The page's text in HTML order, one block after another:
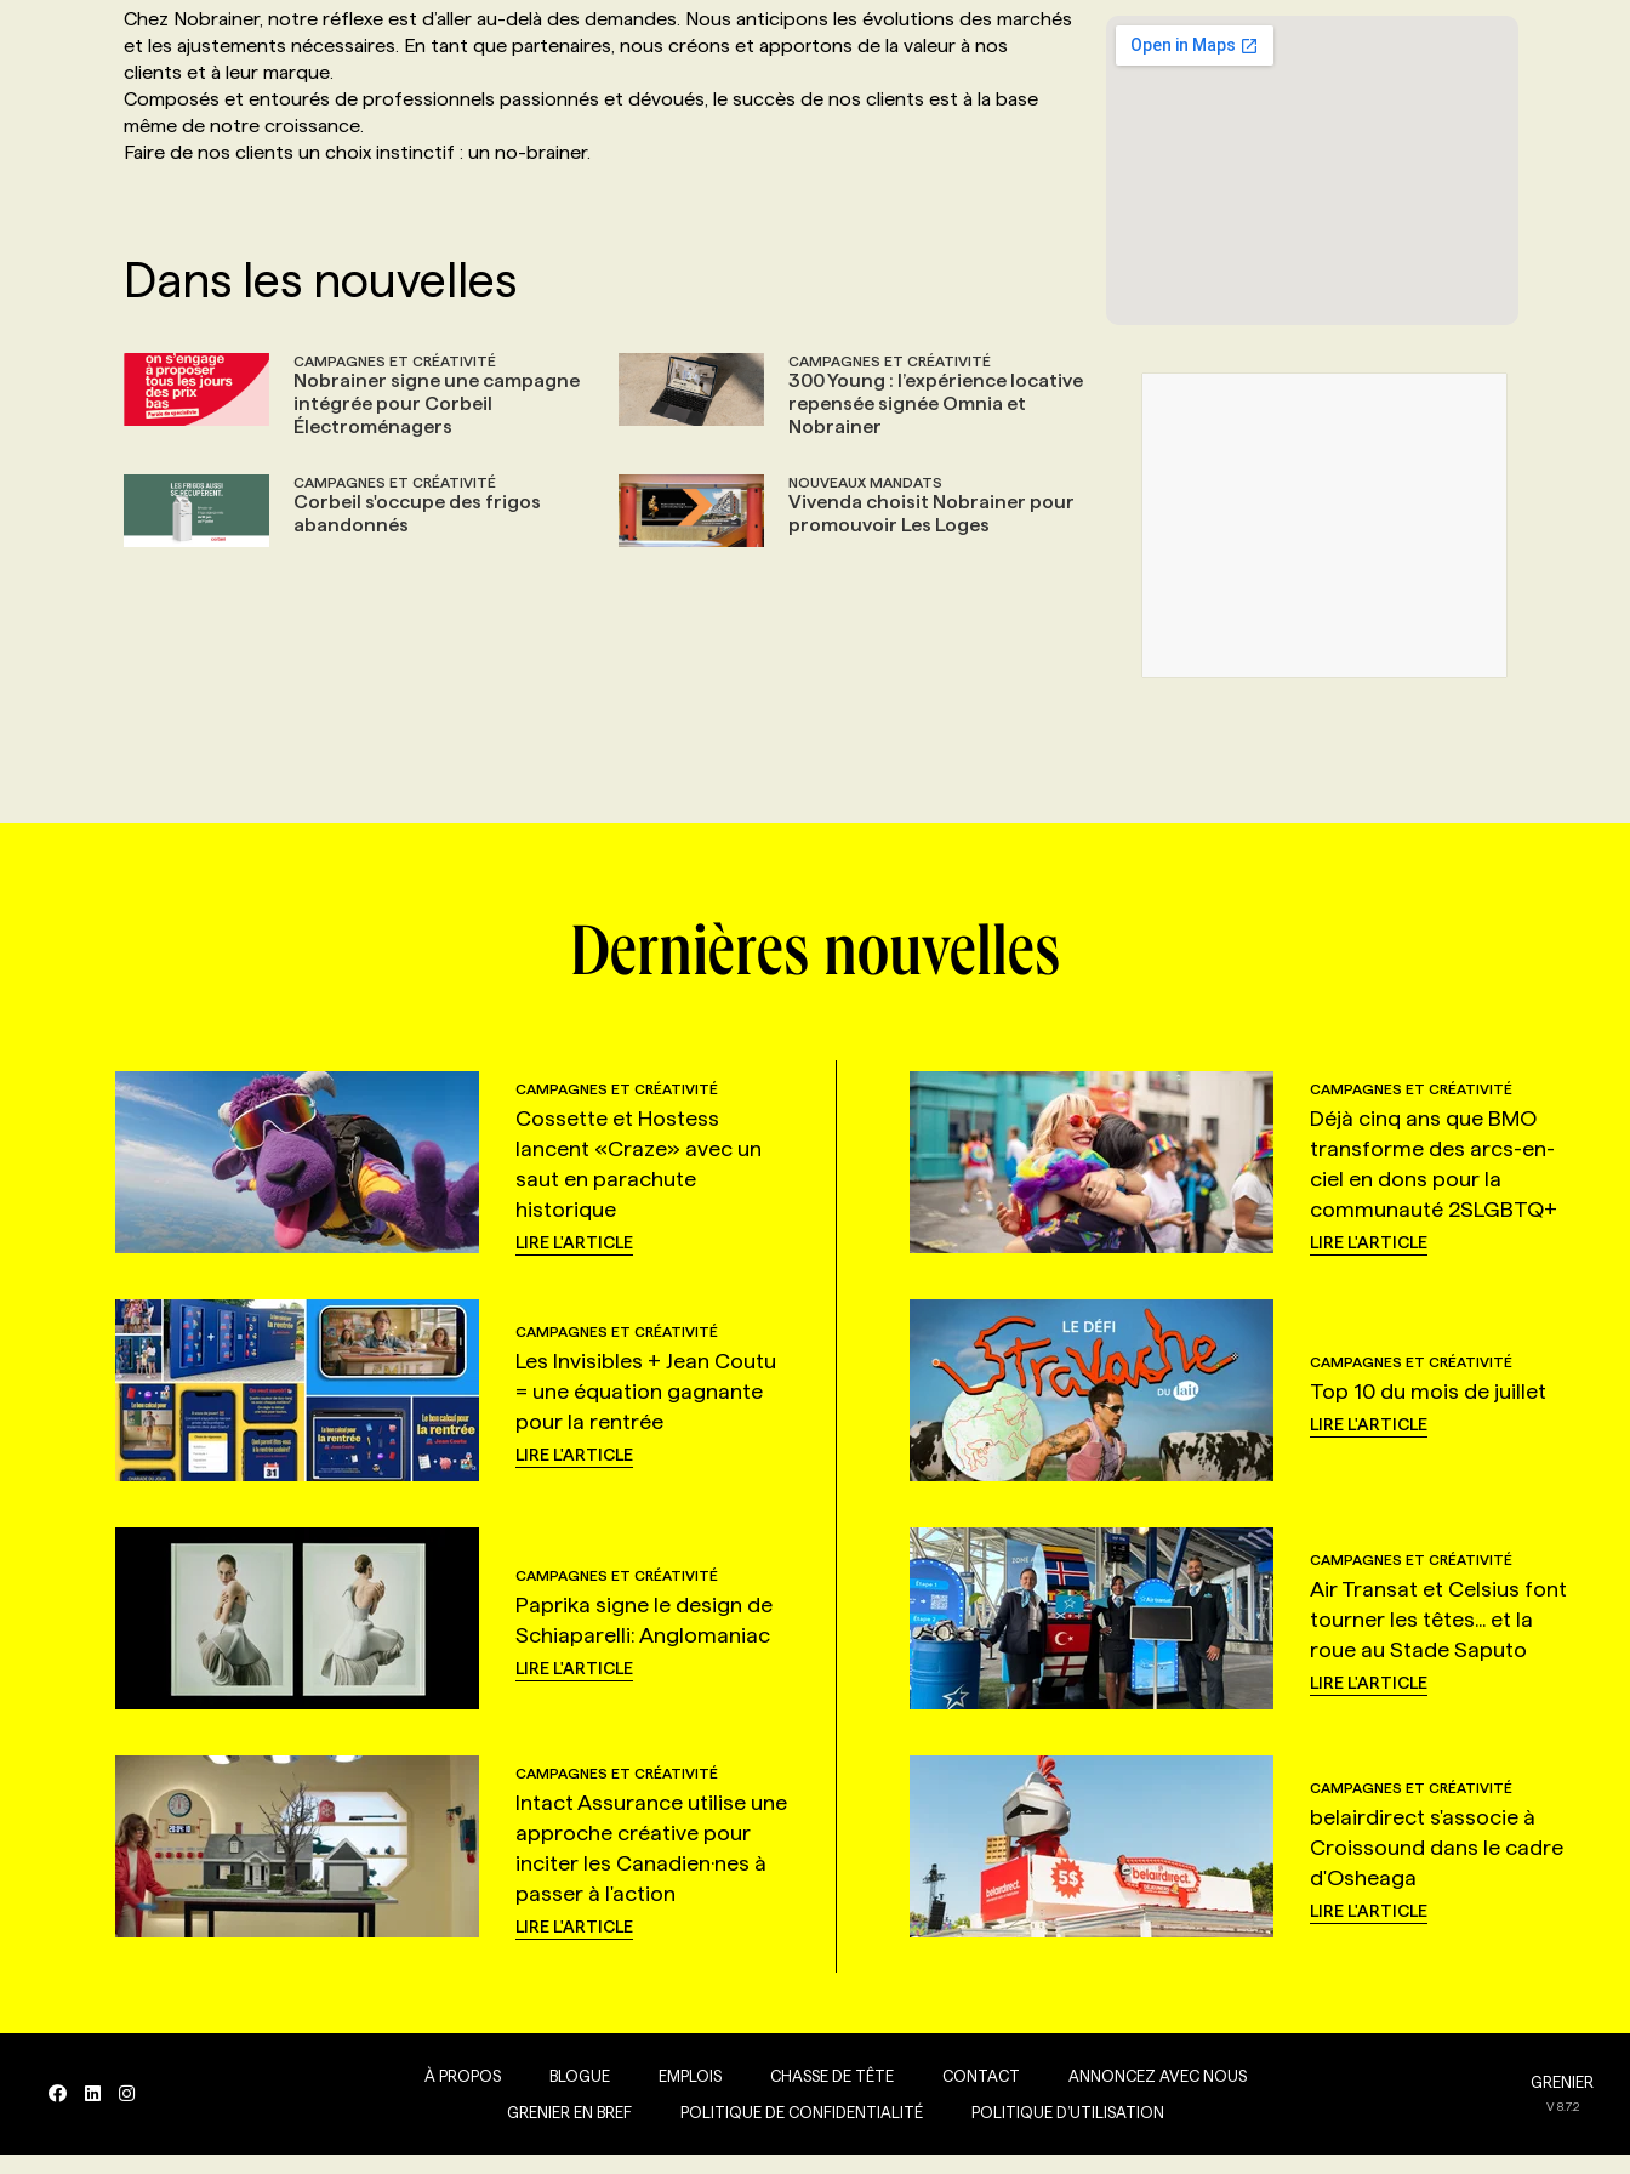
NOS TARIFS
PROGRAMMES DE SUBVENTIONS
ANNONCEZ AVEC NOUS
ANNONCEZ AVEC NOUS
Chez Nobrainer, notre réflexe est d’aller au-delà des demandes. Nous anticipons les évolutions des marchés
et les ajustements nécessaires. En tant que partenaires, nous créons et apportons de la valeur à nos
clients et à leur marque.
Composés et entourés de professionnels passionnés et dévoués, le succès de nos clients est à la base
même de notre croissance.
Faire de nos clients un choix instinctif : un no-brainer.
Dans les nouvelles
CAMPAGNES ET CRÉATIVITÉ
Nobrainer signe une campagne
intégrée pour Corbeil
Électroménagers
CAMPAGNES ET CRÉATIVITÉ
300 Young : l’expérience locative
repensée signée Omnia et
Nobrainer
CAMPAGNES ET CRÉATIVITÉ
Corbeil s'occupe des frigos
abandonnés
NOUVEAUX MANDATS
Vivenda choisit Nobrainer pour
promouvoir Les Loges
Dernières nouvelles
CAMPAGNES ET CRÉATIVITÉ
Cossette et Hostess
lancent «Craze» avec un
saut en parachute
historique
LIRE L'ARTICLE
CAMPAGNES ET CRÉATIVITÉ
Déjà cinq ans que BMO
transforme des arcs-en-
ciel en dons pour la
communauté 2SLGBTQ+
LIRE L'ARTICLE
CAMPAGNES ET CRÉATIVITÉ
Les Invisibles + Jean Coutu
= une équation gagnante
pour la rentrée
LIRE L'ARTICLE
CAMPAGNES ET CRÉATIVITÉ
Top 10 du mois de juillet
LIRE L'ARTICLE
CAMPAGNES ET CRÉATIVITÉ
Paprika signe le design de
Schiaparelli: Anglomaniac
LIRE L'ARTICLE
CAMPAGNES ET CRÉATIVITÉ
Air Transat et Celsius font
tourner les têtes... et la
roue au Stade Saputo
LIRE L'ARTICLE
CAMPAGNES ET CRÉATIVITÉ
Intact Assurance utilise une
approche créative pour
inciter les Canadien·nes à
passer à l'action
LIRE L'ARTICLE
CAMPAGNES ET CRÉATIVITÉ
belairdirect s'associe à
Croissound dans le cadre
d'Osheaga
LIRE L'ARTICLE
À PROPOS BLOGUE EMPLOIS CHASSE DE TÊTE CONTACT ANNONCEZ AVEC NOUS
GRENIER EN BREF POLITIQUE DE CONFIDENTIALITÉ POLITIQUE D’UTILISATION
GRENIER
V8.7.2